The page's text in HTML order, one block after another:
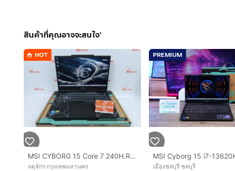
สินค้าที่คุณอาจจะสนใจ'
HOT
MSI CYBORG 15 Core 7 240H.RTX5060 RAM16.1TB
จตุจักร กรุงเทพมหานคร
PREMIUM
เมืองชลบุรี ชลบุรี